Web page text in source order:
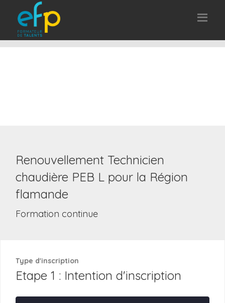
Renouvellement Technicien
chaudière PEB L pour la Région
flamande
Formation continue
Type d'inscription
Etape 1 : Intention d'inscription